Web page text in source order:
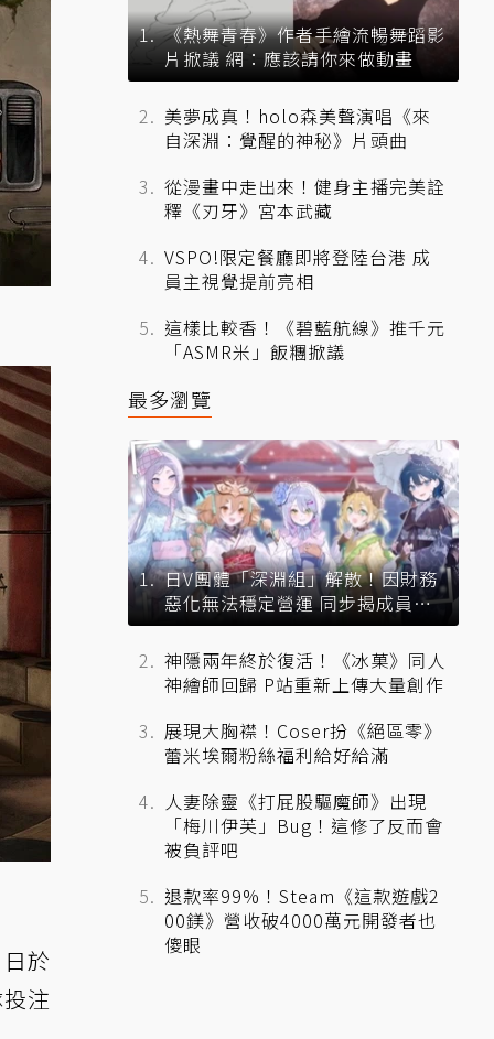
於
注
《熱舞青春》作者手繪流暢舞蹈影
片掀議 網：應該請你來做動畫
美夢成真！holo森美聲演唱《來
自深淵：覺醒的神秘》片頭曲
從漫畫中走出來！健身主播完美詮
釋《刃牙》宮本武藏
VSPO!限定餐廳即將登陸台港 成
員主視覺提前亮相
這樣比較香！《碧藍航線》推千元
「ASMR米」飯糰掀議
最多瀏覽
日V團體「深淵組」解散！因財務
惡化無法穩定營運 同步揭成員未
來去向
神隱兩年終於復活！《冰菓》同人
神繪師回歸 P站重新上傳大量創作
展現大胸襟！Coser扮《絕區零》
蕾米埃爾粉絲福利給好給滿
人妻除靈《打屁股驅魔師》出現
「梅川伊芙」Bug！這修了反而會
被負評吧
退款率99%！Steam《這款遊戲2
00鎂》營收破4000萬元開發者也
傻眼